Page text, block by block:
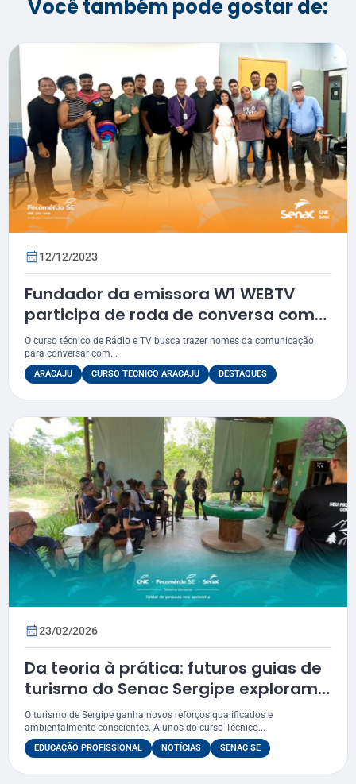
Você também pode gostar de:
12/12/2023
Fundador da emissora W1 WEBTV
participa de roda de conversa com
alunos do curso técnico em Rádio e
Televisão do Senac
O curso técnico de Rádio e TV busca trazer nomes da comunicação
para conversar com...
ARACAJU CURSO TECNICO ARACAJU DESTAQUES
23/02/2026
Da teoria à prática: futuros guias de
turismo do Senac Sergipe exploram
o Santuário da Mata
O turismo de Sergipe ganha novos reforços qualificados e
ambientalmente conscientes. Alunos do curso Técnico...
EDUCAÇÃO PROFISSIONAL NOTÍCIAS SENAC SE